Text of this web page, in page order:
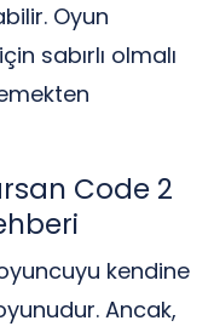
Oyun
sabırlı olmalı
Code 2
kendine
Ancak,